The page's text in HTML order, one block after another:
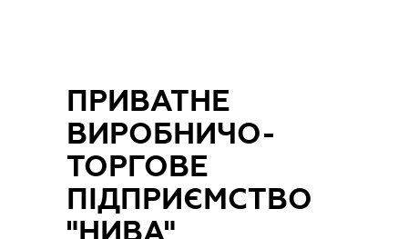
ПРИВАТНЕ
ВИРОБНИЧО-
ТОРГОВЕ
ПІДПРИЄМСТВО
"НИВА"